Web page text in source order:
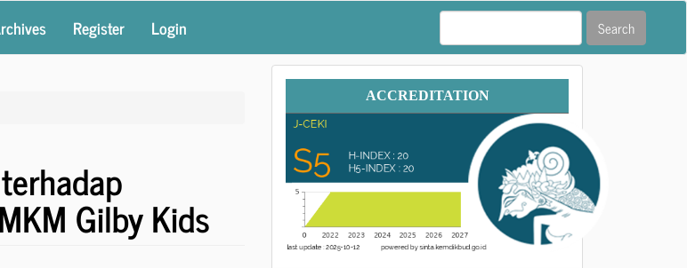
Register Login Search
Gilby Kids
Accreditation
ACCREDITATION